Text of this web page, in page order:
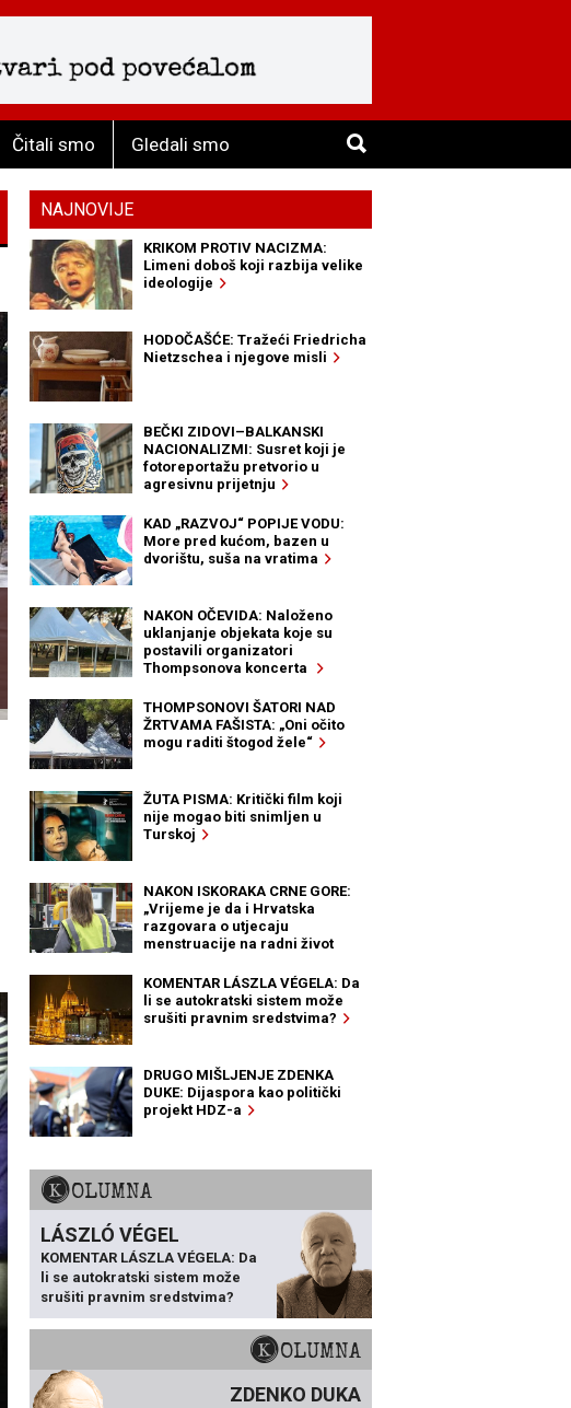
Čitali smo Gledali smo
NAJNOVIJE
KRIKOM PROTIV NACIZMA:
Limeni doboš koji razbija velike
ideologije
HODOČAŠĆE: Tražeći Friedricha
Nietzschea i njegove misli
BEČKI ZIDOVI–BALKANSKI
NACIONALIZMI: Susret koji je
fotoreportažu pretvorio u
agresivnu prijetnju
KAD „RAZVOJ“ POPIJE VODU:
More pred kućom, bazen u
dvorištu, suša na vratima
NAKON OČEVIDA: Naloženo
uklanjanje objekata koje su
postavili organizatori
Thompsonova koncerta
THOMPSONOVI ŠATORI NAD
ŽRTVAMA FAŠISTA: „Oni očito
mogu raditi štogod žele“
ŽUTA PISMA: Kritički film koji
nije mogao biti snimljen u
Turskoj
NAKON ISKORAKA CRNE GORE:
„Vrijeme je da i Hrvatska
razgovara o utjecaju
menstruacije na radni život
KOMENTAR LÁSZLA VÉGELA: Da
li se autokratski sistem može
srušiti pravnim sredstvima?
DRUGO MIŠLJENJE ZDENKA
DUKE: Dijaspora kao politički
projekt HDZ-a
KOLUMNA
LÁSZLÓ VÉGEL
KOMENTAR LÁSZLA VÉGELA: Da
li se autokratski sistem može
srušiti pravnim sredstvima?
KOLUMNA
ZDENKO DUKA